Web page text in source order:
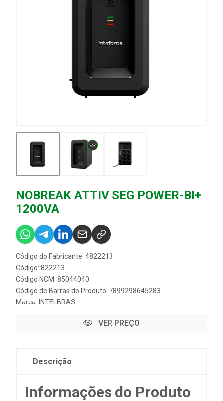
NOBREAK ATTIV SEG POWER-BI+
1200VA
Código do Fabricante: 4822213
Código: 822213
Código NCM: 85044040
Código de Barras do Produto: 7899298645283
Marca: INTELBRAS
VER PREÇO
Descrição
Informações do Produto